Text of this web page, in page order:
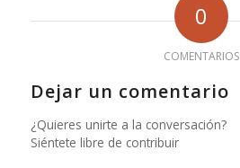
0
COMENTARIOS
Dejar un comentario
¿Quieres unirte a la conversación?
Siéntete libre de contribuir